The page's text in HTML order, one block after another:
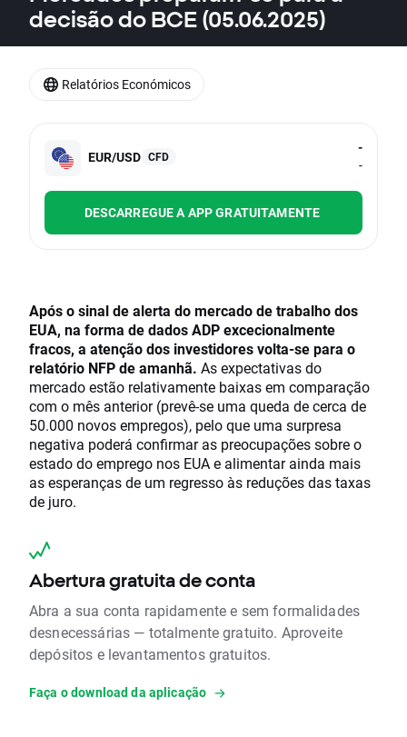
decisão do BCE (05.06.2025)
EUR/USD CFD
-
-
DESCARREGUE A APP GRATUITAMENTE
Após o sinal de alerta do mercado de trabalho dos
EUA, na forma de dados ADP excecionalmente
fracos, a atenção dos investidores volta-se para o
relatório NFP de amanhã. As expectativas do
mercado estão relativamente baixas em comparação
com o mês anterior (prevê-se uma queda de cerca de
50.000 novos empregos), pelo que uma surpresa
negativa poderá confirmar as preocupações sobre o
estado do emprego nos EUA e alimentar ainda mais
as esperanças de um regresso às reduções das taxas
de juro.
Abertura gratuita de conta
Abra a sua conta rapidamente e sem formalidades
desnecessárias — totalmente gratuito. Aproveite
depósitos e levantamentos gratuitos.
Faça o download da aplicação
Relatórios Económicos